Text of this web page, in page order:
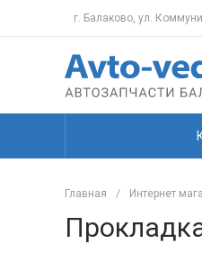
г. Балаково, ул.
Главная / Интернет